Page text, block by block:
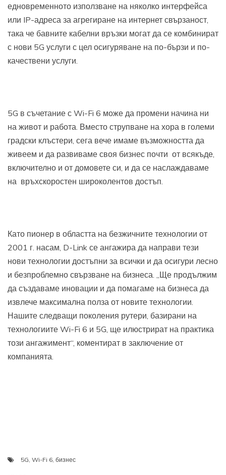
едновременното използване на няколко интерфейса
или IP-адреса за агрегиране на интернет свързаност,
така че бавните кабелни връзки могат да се комбинират
с нови 5G услуги с цел осигуряване на по-бързи и по-
качествени услуги.
5G в съчетание с Wi-Fi 6 може да промени начина ни
на живот и работа. Вместо струпване на хора в големи
градски клъстери, сега вече имаме възможността да
живеем и да развиваме своя бизнес почти от всякъде,
включително и от домовете си, и да се наслаждаваме
на връхскоростен широколентов достъп.
Като пионер в областта на безжичните технологии от
2001 г. насам, D-Link се ангажира да направи тези
нови технологии достъпни за всички и да осигури лесно
и безпроблемно свързване на бизнеса. „Ще продължим
да създаваме иновации и да помагаме на бизнеса да
извлече максимална полза от новите технологии.
Нашите следващи поколения рутери, базирани на
технологиите Wi-Fi 6 и 5G, ще илюстрират на практика
този ангажимент“, коментират в заключение от
компанията.
5G Wi-Fi 6 бизнес